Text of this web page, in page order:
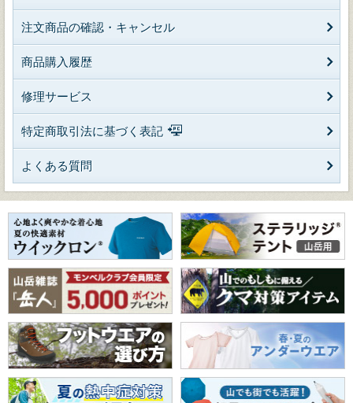
注文商品の確認・キャンセル
商品購入履歴
修理サービス
特定商取引法に基づく表記
よくある質問